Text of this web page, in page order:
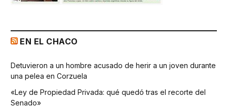
EN EL CHACO
Detuvieron a un hombre acusado de herir a un joven durante
una pelea en Corzuela
«Ley de Propiedad Privada: qué quedó tras el recorte del
Senado»